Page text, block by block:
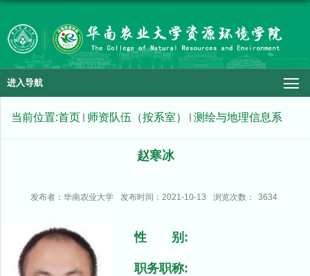
进入导航
当前位置:首页 师资队伍（按系室） 测绘与地理信息系
赵寒冰
发布者：华南农业大学 发布时间：2021-10-13 浏览次数： 3634
性 别:
职务职称: